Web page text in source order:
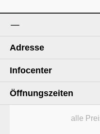
Adresse
Infocenter
Öffnungszeiten
alle